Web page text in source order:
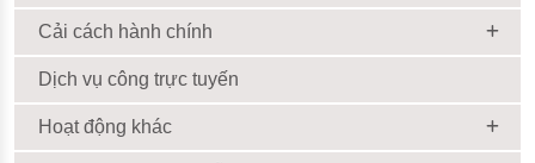
Cải cách hành chính
Dịch vụ công trực tuyến
Hoạt động khác